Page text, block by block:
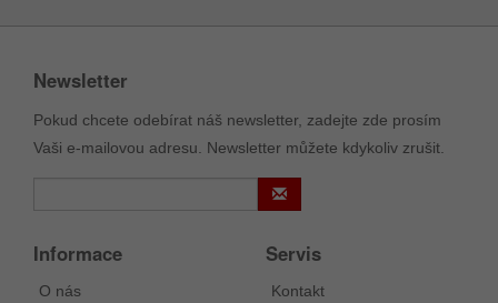
Newsletter
Pokud chcete odebírat náš newsletter, zadejte zde prosím
Vaši e-mailovou adresu. Newsletter můžete kdykoliv zrušit.
Informace
O nás
Servis
Kontakt